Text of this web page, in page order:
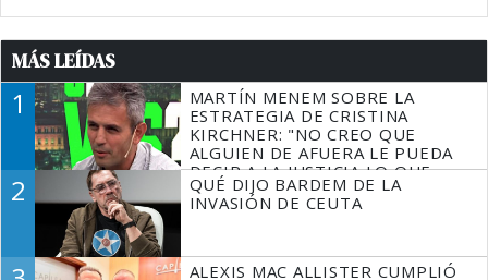
MÁS LEÍDAS
1
MARTÍN MENEM SOBRE LA
ESTRATEGIA DE CRISTINA
KIRCHNER: "NO CREO QUE
ALGUIEN DE AFUERA LE PUEDA
DECIR A LA JUSTICIA LO QUE
TIENE QUE HACER"
2
QUÉ DIJO BARDEM DE LA
INVASIÓN DE CEUTA
ALEXIS MAC ALLISTER CUMPLIÓ